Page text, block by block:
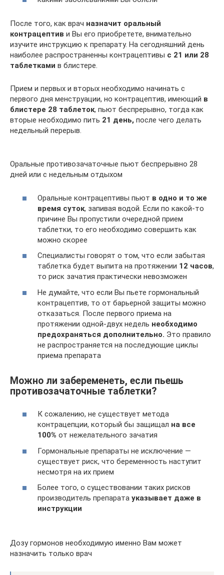
После того, как врач назначит оральный
контрацептив и Вы его приобретете, внимательно
изучите инструкцию к препарату. На сегодняшний день
наиболее распространенны контрацептивы с 21 или 28
таблетками в блистере.
Прием и первых и вторых необходимо начинать с
первого дня менструации, но контрацептив, имеющий в
блистере 28 таблеток, пьют беспрерывно, тогда как
вторые необходимо пить 21 день, после чего делать
недельный перерыв.
Оральные противозачаточные пьют беспрерывно 28
дней или с недельным отдыхом
Оральные контрацептивы пьют в одно и то же
время суток, запивая водой. Если по какой-то
причине Вы пропустили очередной прием
таблетки, то его необходимо совершить как
можно скорее
Специалисты говорят о том, что если забытая
таблетка будет выпита на протяжении 12 часов,
то риск зачатия практически невозможен
Не думайте, что если Вы пьете гормональный
контрацептив, то от барьерной защиты можно
отказаться. После первого приема на
протяжении одной-двух недель необходимо
предохраняться дополнительно. Это правило
не распространяется на последующие циклы
приема препарата
Можно ли забеременеть, если пьешь
противозачаточные таблетки?
К сожалению, не существует метода
контрацепции, который бы защищал на все
100% от нежелательного зачатия
Гормональные препараты не исключение —
существует риск, что беременность наступит
несмотря на их прием
Более того, о существовании таких рисков
производитель препарата указывает даже в
инструкции
Дозу гормонов необходимую именно Вам может
назначить только врач